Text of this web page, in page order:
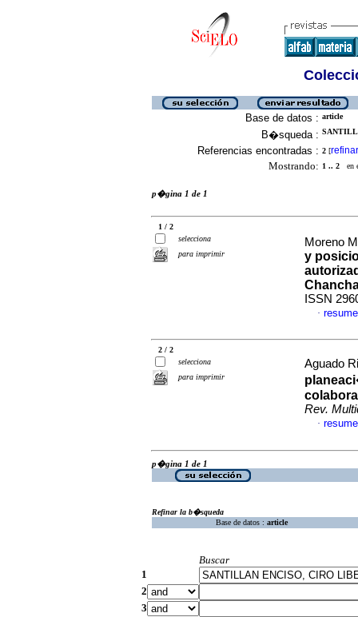
Base de datos : article
B�squeda :
Referencias encontradas : 2 [refinar
Mostrando: 1 .. 2 en
p�gina 1 de 1
1 / 2
selecciona
para imprimir
Moreno
y
ISSN
·
2 / 2
selecciona
para imprimir
Aguado
Rev.
·
p�gina 1 de 1
Refinar la b�squeda
Base de datos : article
Buscar
1
2
3